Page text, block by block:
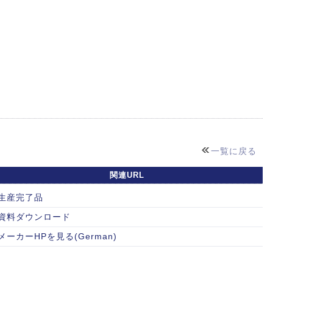
一覧に戻る
関連URL
産完了品
料ダウンロード
メーカーHPを見る(German)